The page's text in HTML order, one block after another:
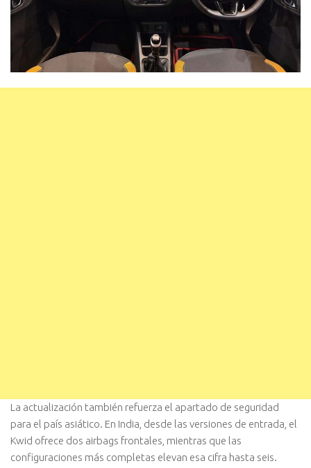
La actualización también refuerza el apartado de seguridad
para el país asiático. En India, desde las versiones de entrada, el
Kwid ofrece dos airbags frontales, mientras que las
configuraciones más completas elevan esa cifra hasta seis.